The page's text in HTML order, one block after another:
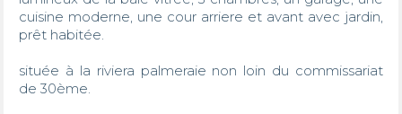
cuisine moderne, une cour arriere et avant avec jardin,
prêt habitée.
située à la riviera palmeraie non loin du commissariat
de 30ème.